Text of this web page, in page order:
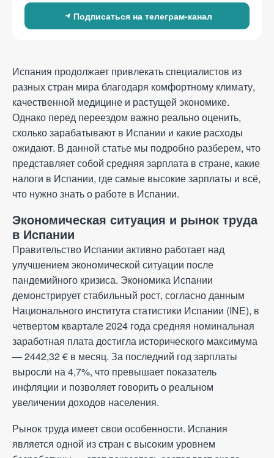
info@relotus-relocation.com
Centelles Ossó (Fotògraf), 7
Позвоните нам
+34 960 73 05 36
Все права защищены © 2024
Испания продолжает привлекать специалистов из
разных стран мира благодаря комфортному климату,
качественной медицине и растущей экономике.
Однако перед переездом важно реально оценить,
сколько зарабатывают в Испании и какие расходы
ожидают. В данной статье мы подробно разберем, что
представляет собой средняя зарплата в стране, какие
налоги в Испании, где самые высокие зарплаты и всё,
что нужно знать о работе в Испании.
Экономическая ситуация и рынок труда
в Испании
Правительство Испании активно работает над
улучшением экономической ситуации после
пандемийного кризиса. Экономика Испании
демонстрирует стабильный рост, согласно данным
Национального института статистики Испании (INE), в
четвертом квартале 2024 года средняя номинальная
заработная плата достигла исторического максимума
— 2442,32€ в месяц. За последний год зарплаты
выросли на 4,7%, что превышает показатель
инфляции и позволяет говорить о реальном
увеличении доходов населения.
Рынок труда имеет свои особенности. Испания
является одной из стран с высоким уровнем
Подписаться на телеграм‑канал